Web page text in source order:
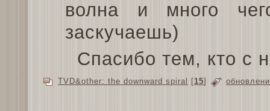
волна и много
заскучаешь)
Спасибо тем, кто
TVD&other: the downward spiral [15]